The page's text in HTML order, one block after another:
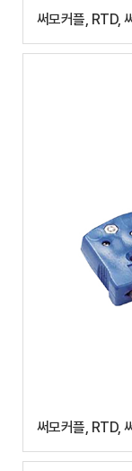
써모커플, RTD,
써모커플, RTD,